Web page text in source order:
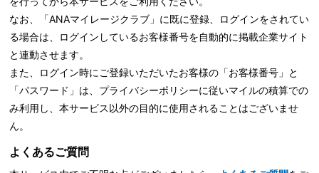
なお、「ANAマイレージクラブ」に既に登録、ログインをされてい
る場合は、ログインしているお客様番号を自動的に掲載企業サイト
と連動させます。
また、ログイン時にご登録いただいたお客様の「お客様番号」と
「パスワード」は、 プライバシーポリシーに従いマイルの積算での
み利用し、本サービス以外の目的に使用されることはございませ
ん。
よくあるご質問